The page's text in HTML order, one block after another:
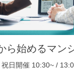
ら始めるマン